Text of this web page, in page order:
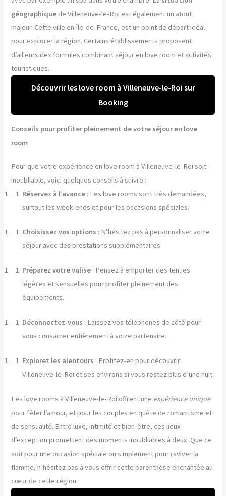
géographique de Villeneuve-le-Roi est également un atout
majeur. Cette ville en Île-de-France, est un point de départ idéal
pour explorer la région. Certains établissements proposent
d’ailleurs des formules combinant séjour en love room et activités
touristiques.
Découvrir les love room à Villeneuve-le-Roi sur
Booking
Conseils pour profiter pleinement de votre séjour en love
room
Pour que votre expérience en love room à Villeneuve-le-Roi soit
inoubliable, voici quelques conseils à suivre :
Réservez à l’avance : Les love rooms sont très demandées,
surtout les week-ends et pour les occasions spéciales.
Choisissez vos options : N’hésitez pas à personnaliser votre
séjour avec des prestations supplémentaires.
Préparez votre valise : Pensez à emporter des tenues
légères et sensuelles pour profiter pleinement des
équipements.
Déconnectez-vous : Laissez vos téléphones de côté pour
vous consacrer entièrement à votre partenaire.
Explorez les alentours : Profitez-en pour découvrir
Villeneuve-le-Roi et ses environs si vous restez plus d’une nuit.
Les love rooms à Villeneuve-le-Roi offrent une expérience unique
pour fêter l’amour, et pour les couples en quête de romantisme et
de sensualité. Entre luxe, intimité et bien-être, ces lieux
d’exception promettent des moments inoubliables à deux. Que ce
soit pour une occasion spéciale ou simplement pour raviver la
flamme, n’hésitez pas à vous offrir cette parenthèse enchantée au
cœur de cette région.